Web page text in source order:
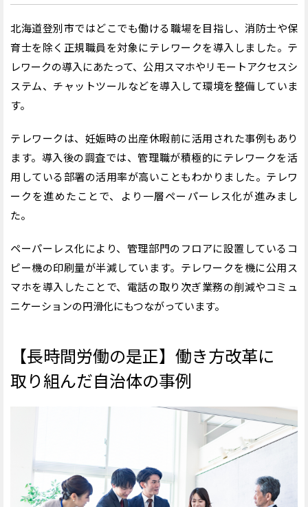
北海道登別市ではどこでも働ける職場を目指し、消防士や保
育士を除く正規職員を対象にテレワークを導入しました。テ
レワークの導入にあたって、公用スマホやリモートアクセスシ
ステム、チャットツールなどを導入して環境を整備していま
す。
テレワークは、妊娠時の出産休暇前に活用された事例もあり
ます。導入後の調査では、管理職が積極的にテレワークを活
用している部署の活用率が高いこともわかりました。テレワ
ークを進めたことで、より一層ペーパーレス化が進みまし
た。
ペーパーレス化により、管理部門のフロアに設置しているコ
ピー機の印刷量が半減しています。テレワークを機に公用ス
マホを導入したことで、電話の取り次ぎ業務の削減やコミュ
ニケーションの円滑化にもつながっています。
【長時間労働の是正】働き方改革に
取り組んだ自治体の事例